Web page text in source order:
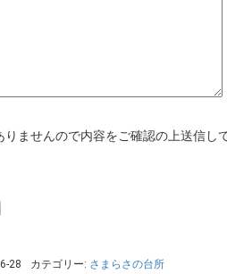
りませんので内容をご確認の上送信し
28 カテゴリー: さまらさの台所